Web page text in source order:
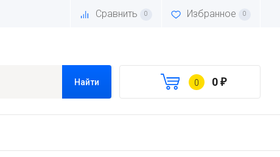
Сравнить 0 Избранное 0
Найти 0 0 ₽